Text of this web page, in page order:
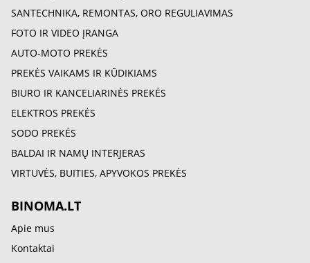
SANTECHNIKA, REMONTAS, ORO REGULIAVIMAS
FOTO IR VIDEO ĮRANGA
AUTO-MOTO PREKĖS
PREKĖS VAIKAMS IR KŪDIKIAMS
BIURO IR KANCELIARINĖS PREKĖS
ELEKTROS PREKĖS
SODO PREKĖS
BALDAI IR NAMŲ INTERJERAS
VIRTUVĖS, BUITIES, APYVOKOS PREKĖS
BINOMA.LT
Apie mus
Kontaktai